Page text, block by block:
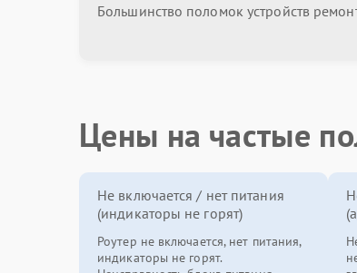
Большинство поломок устройств
Цены на частые
Не включается / нет питания
(индикаторы не горят)
Роутер не включается, нет питания,
индикаторы не горят.